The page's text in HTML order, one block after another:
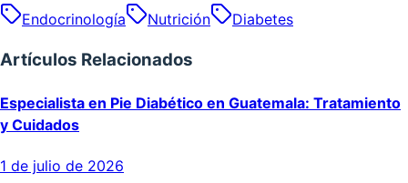
Endocrinología Nutrición Diabetes
Artículos Relacionados
Especialista en Pie Diabético en Guatemala: Tratamiento
y Cuidados
1 de julio de 2026